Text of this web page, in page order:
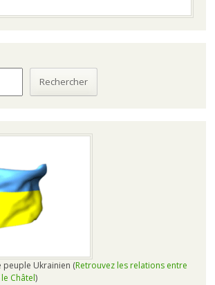
Rechercher
peuple Ukrainien (Retrouvez les relations entre
Châtel)